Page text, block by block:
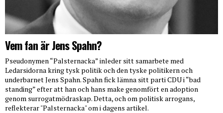
Vem fan är Jens Spahn?
Pseudonymen “Palsternacka” inleder sitt samarbete med
Ledarsidorna kring tysk politik och den tyske politikern och
underbarnet Jens Spahn. Spahn fick lämna sitt parti CDU i “bad
standing” efter att han och hans make genomfört en adoption
genom surrogatmödraskap. Detta, och om politisk arrogans,
reflekterar "Palsternacka" om i dagens artikel.